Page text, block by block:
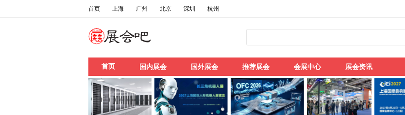
首页 上海 广州 北京 深圳 杭州
首页 国内展会 国外展会 推荐展会 会展中心 展会资讯